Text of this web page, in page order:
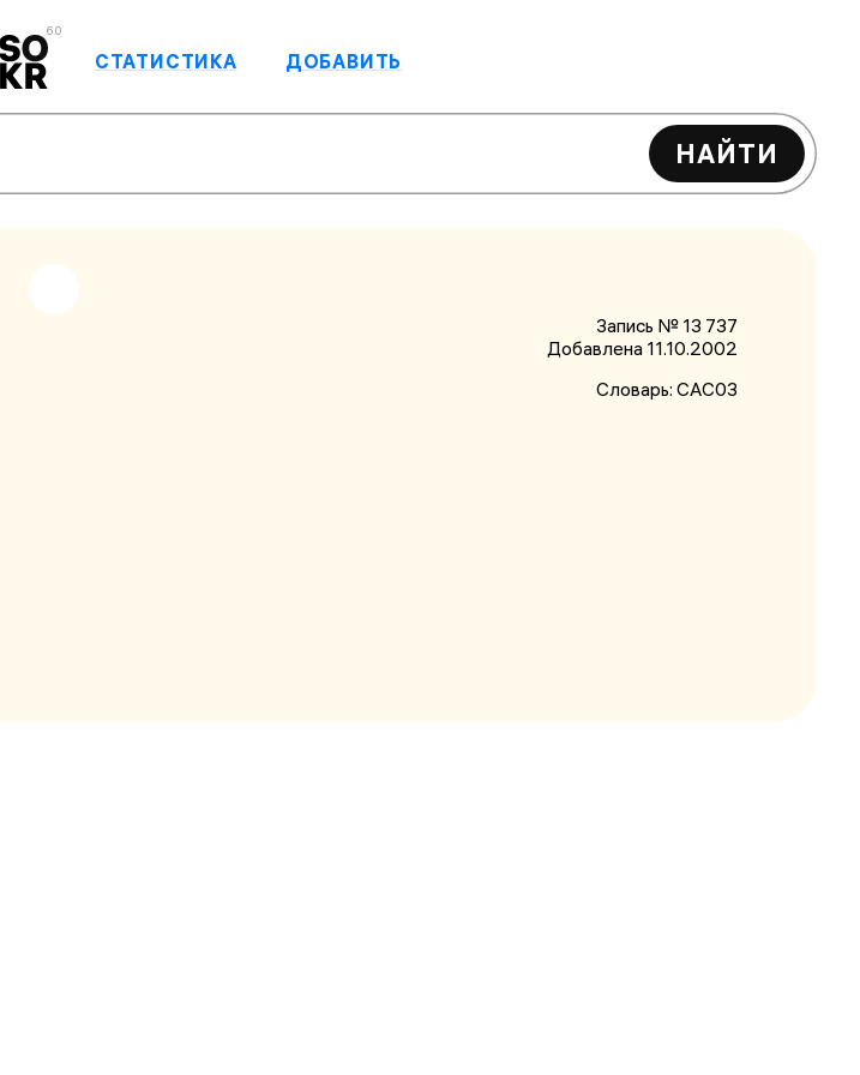
6.0
СТАТИСТИКА ДОБАВИТЬ
НАЙТИ
Запись № 13 737
Добавлена 11.10.2002
Словарь: САС03